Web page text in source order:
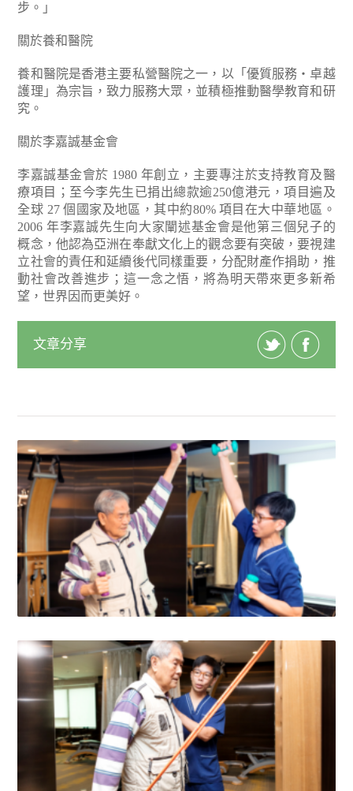
步。」
關於養和醫院
養和醫院是香港主要私營醫院之一，以「優質服務‧卓越
護理」為宗旨，致力服務大眾，並積極推動醫學教育和研
究。
關於李嘉誠基金會
李嘉誠基金會於 1980 年創立，主要專注於支持教育及醫
療項目；至今李先生已捐出總款逾250億港元，項目遍及
全球 27 個國家及地區，其中約80% 項目在大中華地區。
2006 年李嘉誠先生向大家闡述基金會是他第三個兒子的
概念，他認為亞洲在奉獻文化上的觀念要有突破，要視建
立社會的責任和延續後代同樣重要，分配財產作捐助，推
動社會改善進步；這一念之悟，將為明天帶來更多新希
望，世界因而更美好。
文章分享